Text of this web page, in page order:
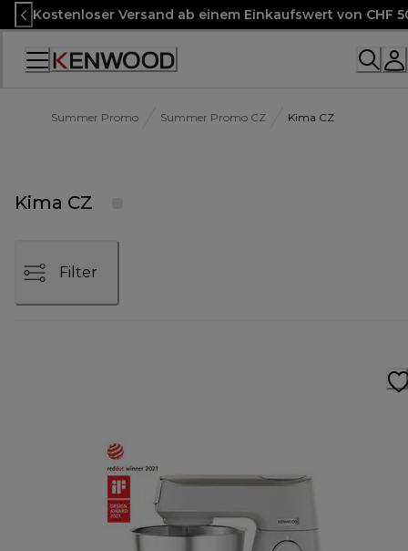
Skip
to
Content
Kostenloser Versand ab einem Einkaufswert von CHF
Accessibility
Summer Promo Summer Promo CZ Kima CZ
Kima CZ
Filter